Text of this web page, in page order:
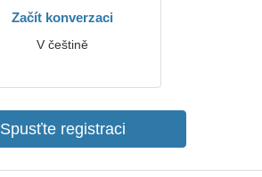
Začít konverzaci
V češtině
Spusťte registraci